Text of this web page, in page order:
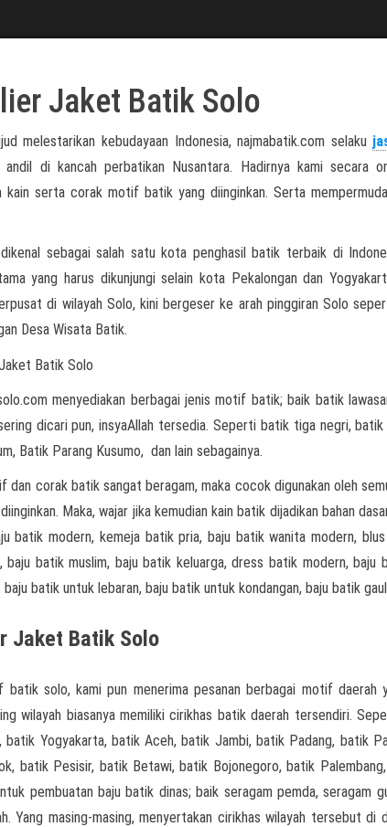
Jaket Batik Solo
melestarikan kebudayaan Indonesia, najmabatik.com selaku
andil di kancah perbatikan Nusantara. Hadirnya kami secara
kain serta corak motif batik yang diinginkan. Serta
sebagai salah satu kota penghasil batik terbaik di
yang harus dikunjungi selain kota Pekalongan dan
di wilayah Solo, kini bergeser ke arah pinggiran Solo
Desa Wisata Batik.
menyediakan berbagai jenis motif batik; baik batik
dicari pun, insyaAllah tersedia. Seperti batik tiga negri,
Batik Parang Kusumo, dan lain sebagainya.
dan corak batik sangat beragam, maka cocok digunakan oleh
Maka, wajar jika kemudian kain batik dijadikan bahan
batik modern, kemeja batik pria, baju batik wanita modern,
baju batik muslim, baju batik keluarga, dress batik modern, baju
batik untuk lebaran, baju batik untuk kondangan, baju batik
Jaket Batik Solo
batik solo, kami pun menerima pesanan berbagai motif daerah
wilayah biasanya memiliki cirikhas batik daerah tersendiri.
batik Yogyakarta, batik Aceh, batik Jambi, batik Padang, batik
batik Pesisir, batik Betawi, batik Bojonegoro, batik
pembuatan baju batik dinas; baik seragam pemda, seragam
Yang masing-masing, menyertakan cirikhas wilayah tersebut